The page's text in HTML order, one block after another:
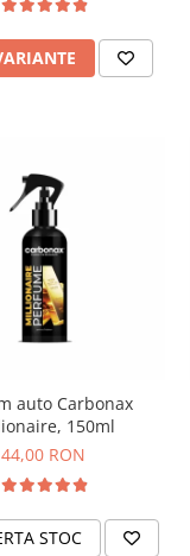
auto Carbonax
150ml
44,00 RON
STOC